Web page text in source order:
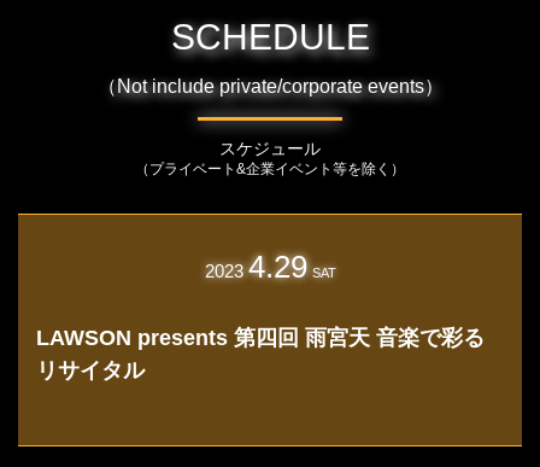
SCHEDULE
（Not include private/corporate events）
スケジュール
（プライベート&企業イベント等を除く）
2023 4.29 SAT
LAWSON presents 第四回 雨宮天 音楽で彩る
リサイタル